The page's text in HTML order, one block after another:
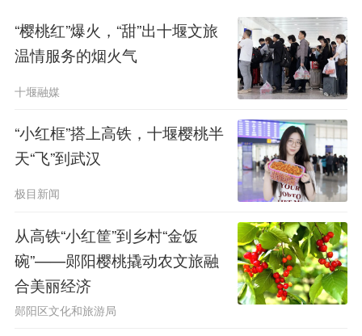
“樱桃红”爆火，“甜”出十堰文旅
温情服务的烟火气
十堰融媒
“小红框”搭上高铁，十堰樱桃半
天“飞”到武汉
极目新闻
从高铁“小红筐”到乡村“金饭
碗”——郧阳樱桃撬动农文旅融
合美丽经济
郧阳区文化和旅游局